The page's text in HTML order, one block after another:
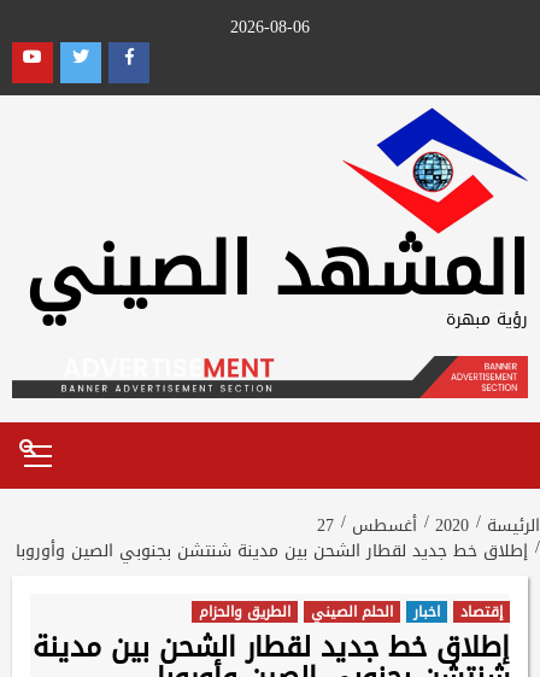
2026-08-06
Facebook
Twitter
المشهد الصيني
رؤية مبهرة
Primary
الرئيسة 2020 أغسطس 27
إطلاق خط جديد لقطار الشحن بين مدينة شنتشن بجنوبي الصين وأوروبا
إقتصاد اخبار الحلم الصيني الطريق والحزام
إطلاق خط جديد لقطار الشحن بين مدينة